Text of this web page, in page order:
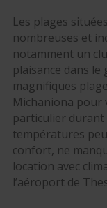
Les plages
nombreuses et
notamment un
plaisance dans
magnifiques
Michaniona pour
particulier durant
températures
confort, ne
location avec
l’aéroport de